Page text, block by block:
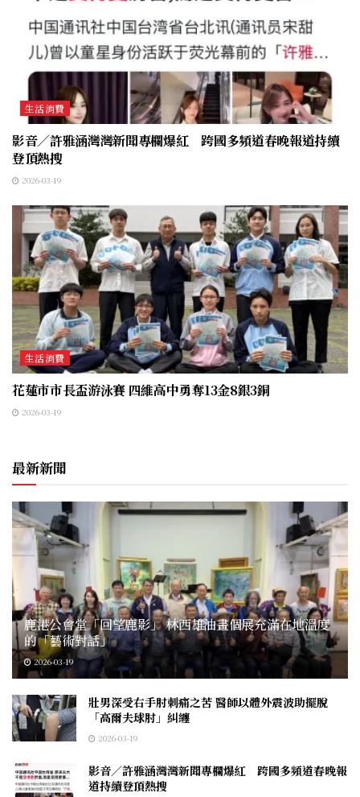
生活消費
影音／許雅涵灣灣新聞專欄爆紅 跨國多頻道春晚報道持續
登頂熱搜
2026-03-19
生活消費
花蓮市市長盃游泳賽 四維高中勇奪13金8銀3銅
2026-03-19
最新新聞
鹿港公會堂「回望鹿影」 林西雄油畫個展充滿在地溫度
的「藝術對話」
2026-03-19
壯男深受右手肘刺痛之苦 醫師以體外震波助擺脫
「高爾夫球肘」糾纏
2026-03-19
影音／許雅涵灣灣新聞專欄爆紅 跨國多頻道春晚報
道持續登頂熱搜